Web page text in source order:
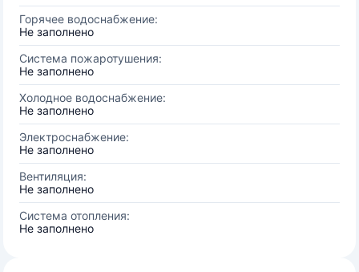
Горячее водоснабжение:
Не заполнено
Система пожаротушения:
Не заполнено
Холодное водоснабжение:
Не заполнено
Электроснабжение:
Не заполнено
Вентиляция:
Не заполнено
Система отопления:
Не заполнено